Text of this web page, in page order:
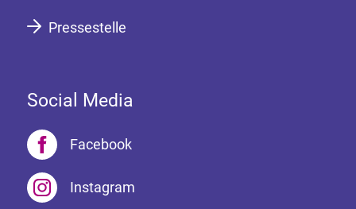
Pressestelle
Social Media
Facebook
Instagram